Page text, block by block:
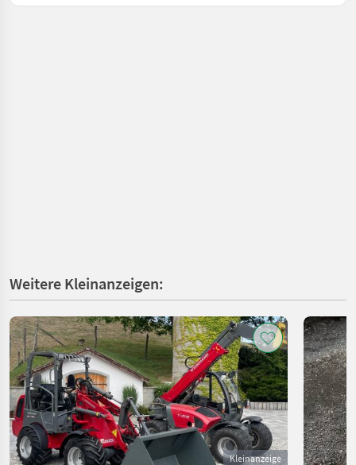
Weitere Kleinanzeigen:
Kleinanzeige